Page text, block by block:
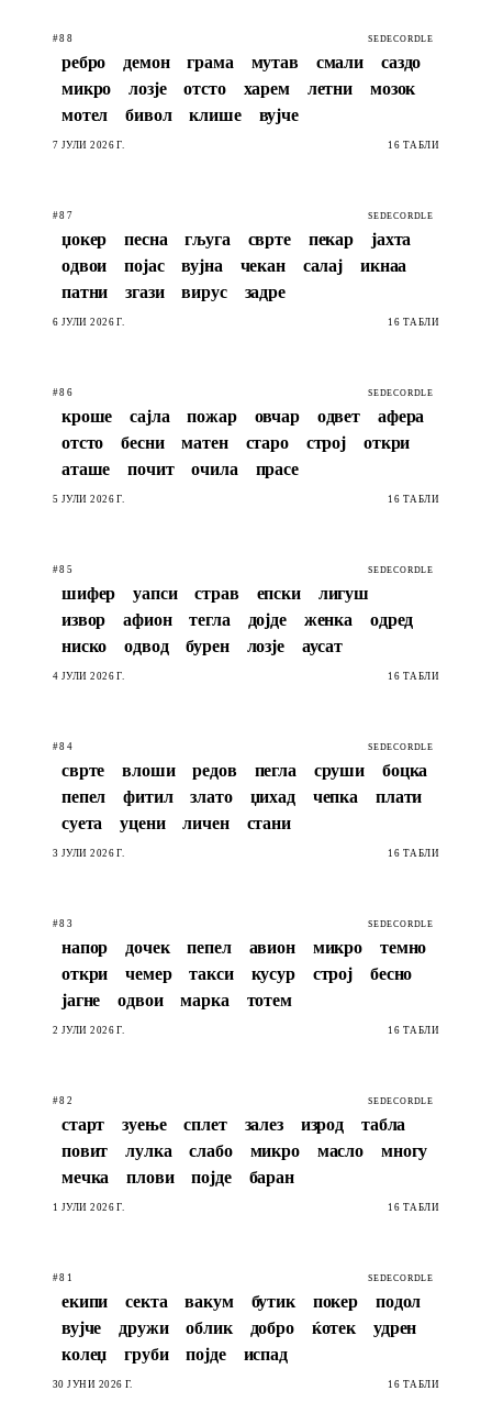
#88 SEDECORDLE
ребро демон грама мутав смали
саздо
микро
лозје отсто харем летни
мозок
мотел
бивол клише вујче
7 ЈУЛИ 2026 Г. 16 ТАБЛИ
#87 SEDECORDLE
џокер песна гљуга сврте пекар
јахта
одвои
појас вујна чекан салај
икнаа
патни
згази вирус задре
6 ЈУЛИ 2026 Г. 16 ТАБЛИ
#86 SEDECORDLE
кроше сајла пожар овчар одвет
афера
отсто
бесни матен старо строј
откри
аташе
почит очила прасе
5 ЈУЛИ 2026 Г. 16 ТАБЛИ
#85 SEDECORDLE
шифер уапси страв епски
лигуш
извор
афион тегла дојде женка
одред
ниско
одвод бурен лозје аусат
4 ЈУЛИ 2026 Г. 16 ТАБЛИ
#84 SEDECORDLE
сврте влоши редов пегла сруши
боцка
пепел
фитил злато џихад чепка
плати
суета
уцени личен стани
3 ЈУЛИ 2026 Г. 16 ТАБЛИ
#83 SEDECORDLE
напор дочек пепел авион микро
темно
откри
чемер такси кусур строј
бесно
јагне
одвои марка тотем
2 ЈУЛИ 2026 Г. 16 ТАБЛИ
#82 SEDECORDLE
старт зуење сплет залез изрод
табла
повит
лулка слабо микро масло
многу
мечка
плови појде баран
1 ЈУЛИ 2026 Г. 16 ТАБЛИ
#81 SEDECORDLE
екипи секта вакум бутик покер
подол
вујче
дружи облик добро ќотек
удрен
колеџ
груби појде испад
30 ЈУНИ 2026 Г. 16 ТАБЛИ